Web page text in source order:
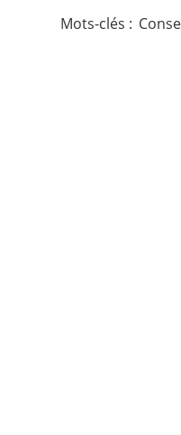
Nous suivre
Mots-clés :